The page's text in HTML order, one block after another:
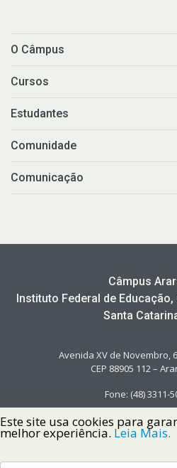
O Câmpus
Cursos
Estudantes
Comunidade
Comunicação
Câmpus
Instituto Federal de
Santa
Avenida XV de Novembro,
CEP 88905 112 –
Fone: (48)
Este site usa cookies para
melhor experiência. Leia Mais.